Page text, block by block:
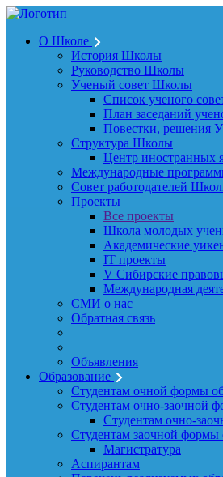
О Школе
История Школы
Руководство Школы
Ученый совет Школы
Список ученого
План заседаний
Повестки, решения
Структура Школы
Центр иностранных
Международные
Совет работодателей
Проекты
Все проекты
Школа молодых
Академические
IT проекты
V Сибирские
Международная
СМИ о нас
Обратная связь
Объявления
Образование
Студентам очной формы
Студентам очно-заочной
Студентам очно-
Студентам заочной формы
Магистратура
Аспирантам